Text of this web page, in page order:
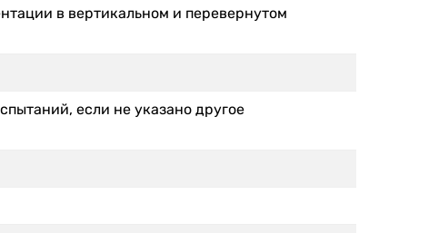
в вертикальном и перевернутом
если не указано другое